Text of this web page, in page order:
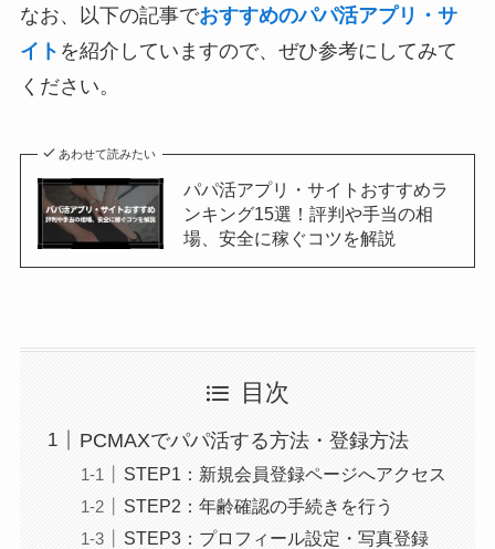
なお、以下の記事でおすすめのパパ活アプリ・サ
イト を紹介していますので、ぜひ参考にしてみて
ください。
あわせて読みたい
パパ活アプリ・サイトおすすめラ
ンキング15選！評判や手当の相
場、安全に稼ぐコツを解説
目次
PCMAXでパパ活する方法・登録方法
STEP1：新規会員登録ページへアクセス
STEP2：年齢確認の手続きを行う
STEP3：プロフィール設定・写真登録